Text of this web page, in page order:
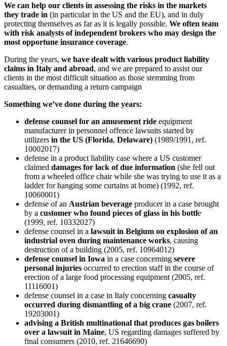
We can help our clients in assessing the risks in the markets
they trade in (in particular in the US and the EU), and in duly
protecting themselves as far as it is legally possible. We often team
with risk analysts of independent brokers who may design the
most opportune insurance coverage.
During the years, we have dealt with various product liability
claims in Italy and abroad, and we are prepared to assist our
clients in the most difficult situation as those stemming from
casualties, or demanding a return campaign
Something we’ve done during the years:
defense counsel for an amusement ride equipment
manufacturer in personnel offence lawsuits started by
utilizers in the US (Florida, Delaware) (1989/1991, ref.
10002017)
defense in a product liability case where a US customer
claimed damages for lack of due information (she fell out
from a wheeled office chair while she was trying to use it as a
ladder for hanging some curtains at home) (1992, ref.
10060001)
defense of an Austrian beverage producer in a case brought
by a customer who found pieces of glass in his bottle
(1999, ref. 10332027)
defense counsel in a lawsuit in Belgium on explosion of an
industrial oven during maintenance works, causing
destruction of a building (2005, ref. 10964012)
defense counsel in Iowa in a case concerning severe
personal injuries occurred to erection staff in the course of
erection of a large food processing equipment (2005, ref.
11116001)
defense counsel in a case in Italy concerning casualty
occurred during dismantling of a big crane (2007, ref.
19203001)
advising a British multinational that produces gas boilers
over a lawsuit in Maine, US regarding damages suffered by
final consumers (2010, ref. 21646690)